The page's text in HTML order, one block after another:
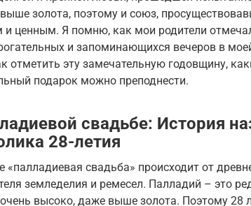
золота, поэтому и союз,
ценным. Я помню, как мои родители
и запоминающихся вечеров в
отметить эту замечательную годовщину,
подарок можно преподнести.
свадьбе: История
28-летия
«палладиевая свадьба» происходит от
земледелия и ремесел. Палладий – это
высоко, даже выше золота. Поэтому 28